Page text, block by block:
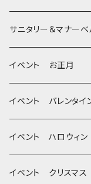
季節限定 ハロウィン
季節限定 クリスマス
Wonderful
MEAT
FISH
グルテンフリー！ _
ヒマラヤチーズ！ _
デンタルケア
除菌・抗菌・消臭
耳
静電気防止スプレー
Bichon Frise
サニタリー＆マナーベ
イベント お正月
イベント バレンタイ
イベント ハロウィン
イベント クリスマス